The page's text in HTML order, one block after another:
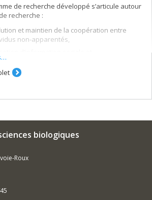
de recherche développé s’articule autour
recherche :
et maintien de la coopération entre
non-apparentés,
interindividuelles. Les travaux
des modèles de théorie des jeux et
biologiques
Roux